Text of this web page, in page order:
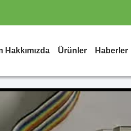
Hakkımızda Ürünler Haberler